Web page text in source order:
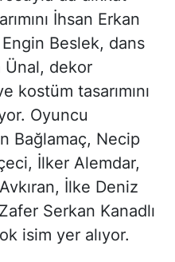
İhsan Erkan
Engin Beslek, dans
Ünal, dekor
kostüm tasarımını
Oyuncu
Bağlamaç, Necip
İlker Alemdar,
İlke Deniz
Serkan Kanadlı
isim yer alıyor.